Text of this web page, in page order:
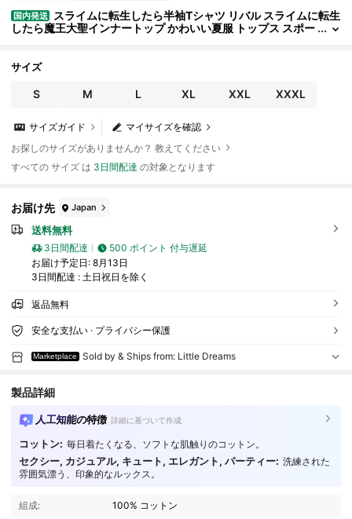
国内発送
スライムに転生したら半袖Tシャツ リバル スライムに転生
したら魔王大聖インナートップ かわいい夏服 トップス スポー
サイズ
S M L XL XXL XXXL
マイサイズを確認
サイズガイド
お探しのサイズがありませんか？ 教えてください
すべての サイズ は 3日間配達 の対象となります
お届け先 Japan
送料無料
3日間配達
500 ポイント 付与遅延
お届け予定日: 8月13日
3日間配達 : 土日祝日を除く
返品無料
安全な支払い · プライバシー保護
Marketplace Sold by & Ships from: Little Dreams
製品詳細
人工知能の特徴 詳細に基づいて作成
コットン: 毎日着たくなる、ソフトな肌触りのコットン。
セクシー, カジュアル, キュート, エレガント, パーティー: 洗練された
雰囲気漂う、印象的なルックス。
組成: 100% コットン
3.85 66 フォロワー
3.85 66 フォロワー